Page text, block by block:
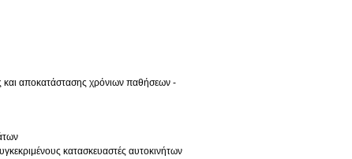
αποκατάστασης χρόνιων παθήσεων -
κατασκευαστές αυτοκινήτων